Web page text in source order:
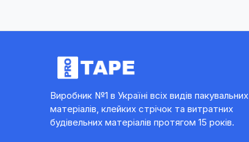
Виробник №1 в Україні всіх видів пакувальних
матеріалів, клейких стрічок та витратних
будівельних матеріалів протягом 15 років.